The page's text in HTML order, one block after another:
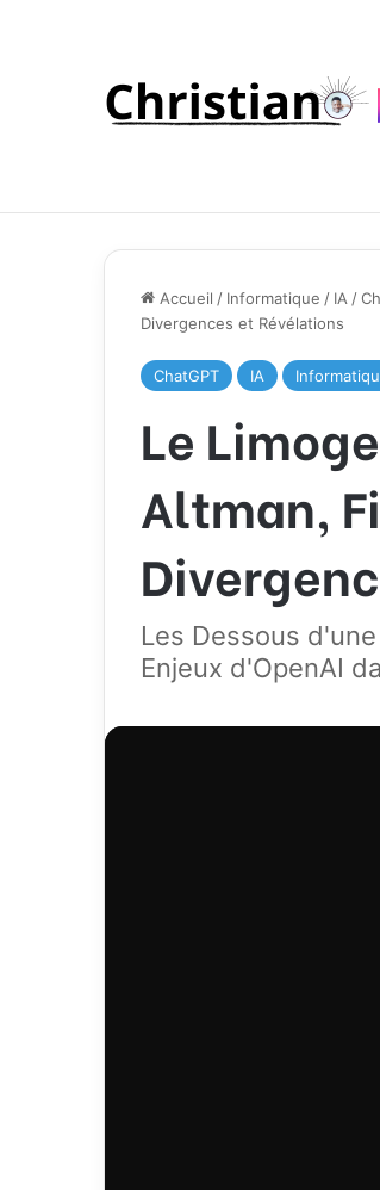
Accueil / Informatique / IA /
Divergences et Révélations
ChatGPT IA
Le
Altman,
Les Dessous
Enjeux d'OpenAI